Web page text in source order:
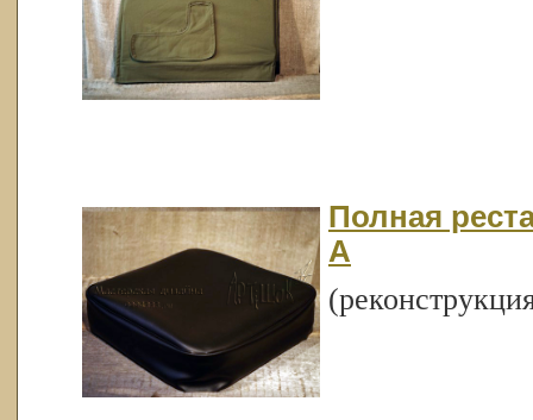
Полная
А